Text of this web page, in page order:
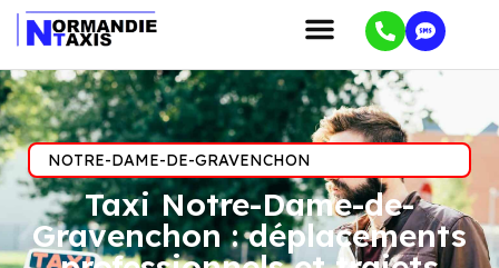
NOTRE-DAME-DE-GRAVENCHON
Taxi Notre-Dame-de-
Gravenchon : déplacements